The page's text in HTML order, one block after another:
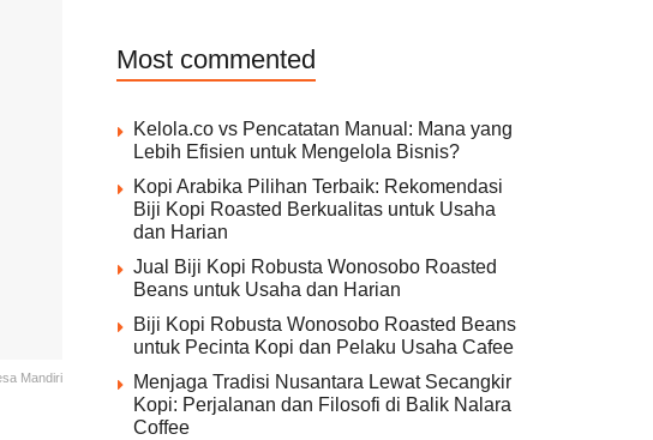
Mandiri
Most commented
Kelola.co vs Pencatatan Manual: Mana yang
Lebih Efisien untuk Mengelola Bisnis?
Kopi Arabika Pilihan Terbaik: Rekomendasi
Biji Kopi Roasted Berkualitas untuk Usaha
dan Harian
Jual Biji Kopi Robusta Wonosobo Roasted
Beans untuk Usaha dan Harian
Biji Kopi Robusta Wonosobo Roasted Beans
untuk Pecinta Kopi dan Pelaku Usaha Cafee
Menjaga Tradisi Nusantara Lewat Secangkir
Kopi: Perjalanan dan Filosofi di Balik Nalara
Coffee